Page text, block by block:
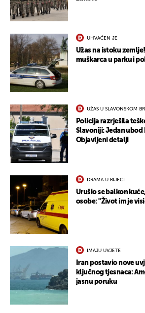
UHVAĆEN JE
Užas na istoku
muškarca u parku i
UŽAS U SLAVONSKOM
Policija razrješila
Slavoniji: Jedan ubod
Objavljeni detalji
DRAMA U RIJECI
Urušio se balkon
osobe: "Život im je
IMAJU UVJETE
Iran postavio nove
ključnog tjesnaca:
jasnu poruku
UKLJUČITE